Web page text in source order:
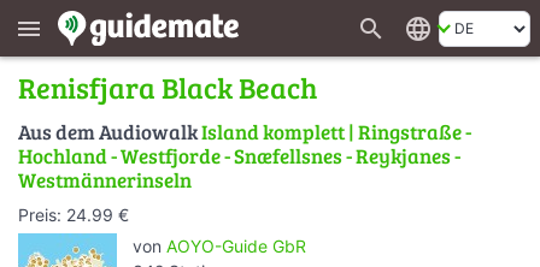
menu search language
Renisfjara Black Beach
Aus dem AudiowalkIsland komplett | Ringstraße -
Hochland - Westfjorde - Snæfellsnes - Reykjanes -
Westmännerinseln
Preis: 24.99 €
von AOYO-Guide GbR